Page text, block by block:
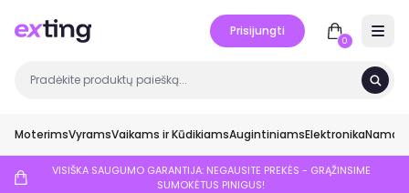
Prisijungti
0
MoterimsVyramsVaikams ir KūdikiamsAugintiniamsElektronikaNamai
VISIŠKA SAUGUMO GARANTIJA: NEGAUSITE PREKĖS - GRĄŽINSIME
SUMOKĖTUS PINIGUS!